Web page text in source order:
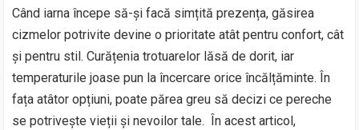
Când iarna începe să-și facă simțită prezența, găsirea
cizmelor potrivite devine o prioritate atât pentru confort, cât
și pentru stil. Curățenia trotuarelor lăsă de dorit, iar
temperaturile joase pun la încercare orice încălțăminte. În
fața atâtor opțiuni, poate părea greu să decizi ce pereche
se potrivește vieții și nevoilor tale. În acest articol,